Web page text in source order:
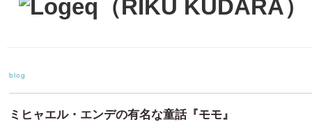
blog
ミヒャエル・エンデの有名な童話『モモ』